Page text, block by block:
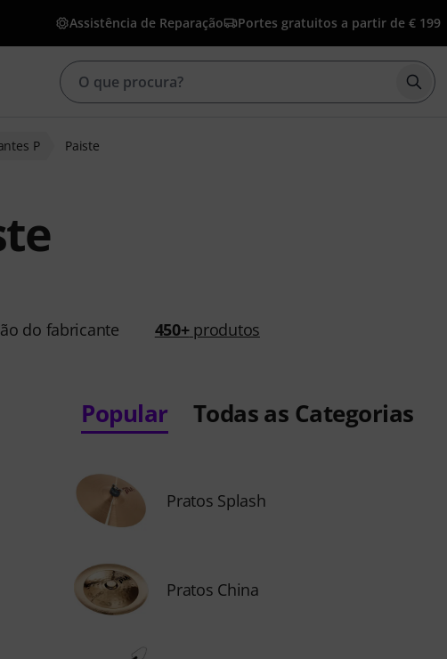
Assistência de Reparação Portes gratuitos a partir de € 199
P Paiste
do fabricante 450+produtos
Popular Todas as Categorias
Pratos Splash
Pratos China